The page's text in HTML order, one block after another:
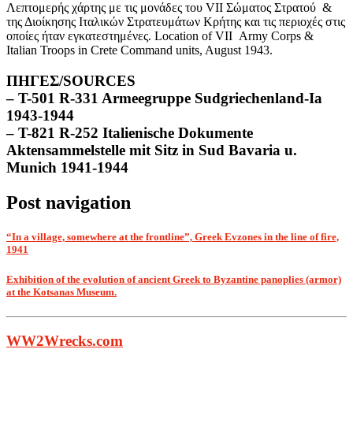
Λεπτομερής χάρτης με τις μονάδες του VII Σώματος Στρατού &
της Διοίκησης Ιταλικών Στρατευμάτων Κρήτης και τις περιοχές στις
οποίες ήταν εγκατεστημένες. Location of VII Army Corps &
Italian Troops in Crete Command units, August 1943.
ΠΗΓΕΣ/SOURCES
– T-501 R-331 Armeegruppe Sudgriechenland-Ia
1943-1944
– T-821 R-252 Italienische Dokumente
Aktensammelstelle mit Sitz in Sud Bavaria u.
Munich 1941-1944
Post navigation
“In a village, somewhere at the frontline”, Greek Evzones in the line of fire,
1941
Exhibition of the evolution of ancient Greek to Byzantine panoplies (armor)
at the Kotsanas Museum.
WW2Wrecks.com